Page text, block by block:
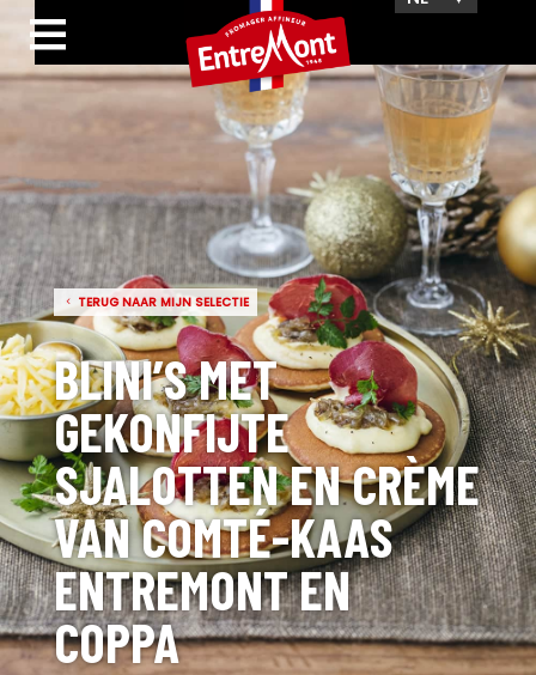
TERUG NAAR MIJN SELECTIE
BLINI’S MET
GEKONFIJTE
SJALOTTEN EN CRÈME
VAN COMTÉ-KAAS
ENTREMONT EN
COPPA